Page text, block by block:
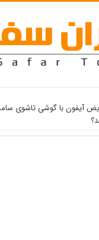
آیفون با گوشی تاشوی